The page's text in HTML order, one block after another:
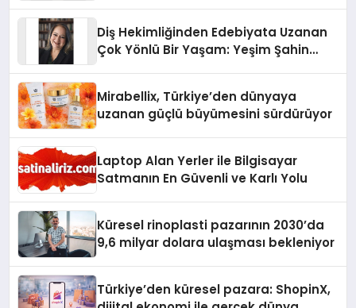
Diş Hekimliğinden Edebiyata Uzanan
Çok Yönlü Bir Yaşam: Yeşim Şahin
Mirabellix, Türkiye’den dünyaya
uzanan güçlü büyümesini sürdürüyor
Laptop Alan Yerler ile Bilgisayar
Satmanın En Güvenli ve Karlı Yolu
Küresel rinoplasti pazarının 2030’da
9,6 milyar dolara ulaşması bekleniyor
Türkiye’den küresel pazara: ShopinX,